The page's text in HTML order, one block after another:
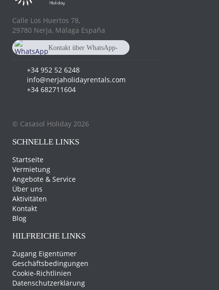
Calle Los Huertos 78,
29780 Nerja, Málaga España
Kontakt über WhatsApp-
+34 952 52 6248
info@nerjaholidayrentals.com
+34 682711604
© Casasol Holiday 2026
SCHNELLE LINKS
Startseite
Vermietung
Angebote & Service
Über uns
Aktivitäten
Kontakt
Blog
HILFREICHE LINKS
Zugang Eigentümer
Geschäftsbedingungen
Cookie-Richtlinien
Datenschutzerklärung